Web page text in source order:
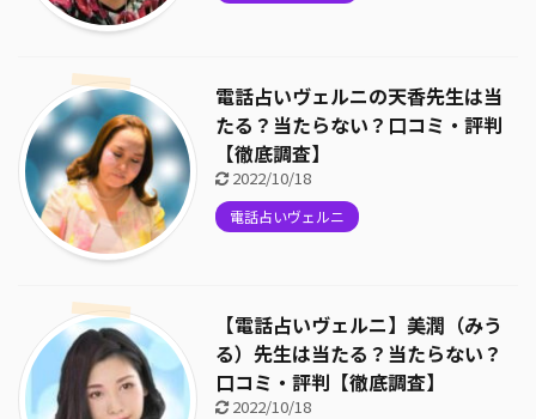
電話占いヴェルニの天香先生は当
たる？当たらない？口コミ・評判
【徹底調査】
2022/10/18
電話占いヴェルニ
【電話占いヴェルニ】美潤（みう
る）先生は当たる？当たらない？
口コミ・評判【徹底調査】
2022/10/18